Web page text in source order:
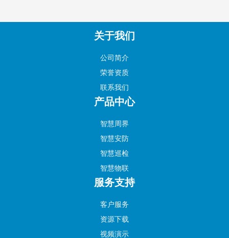
关于我们
公司简介
荣誉资质
联系我们
产品中心
智慧周界
智慧安防
智慧巡检
智慧物联
服务支持
客户服务
资源下载
视频演示